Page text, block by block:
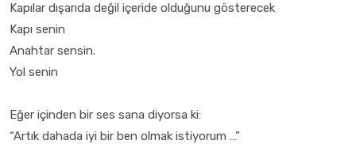
Kapılar dışarıda değil içeride olduğunu gösterecek
Kapı senin
Anahtar sensin.
Yol senin
Eğer içinden bir ses sana diyorsa ki:
“Artık dahada iyi bir ben olmak istiyorum …”